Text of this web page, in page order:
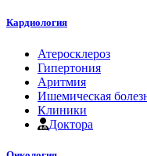
Кардиология
Атеросклероз
Гипертония
Аритмия
Ишемическая
Клиники
Доктора